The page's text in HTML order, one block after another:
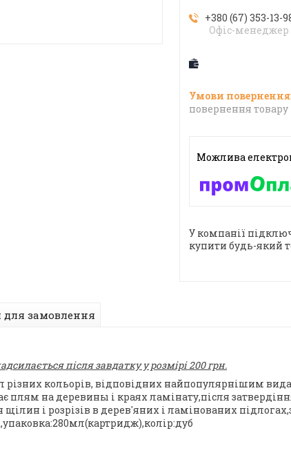
+380 (67) 353-13-
Офіс-менеджер
повернення
У компанії
купити будь-який
для замовлення
після завдатку у розмірі 200 грн.
різних кольорів, відповідних найпопулярнішим
на деревины і краях ламінату,після
щілин і розрізів в дерев'яних і ламінованих